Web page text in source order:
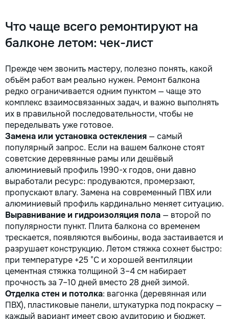
Что чаще всего ремонтируют на
балконе летом: чек-лист
Прежде чем звонить мастеру, полезно понять, какой
объём работ вам реально нужен. Ремонт балкона
редко ограничивается одним пунктом — чаще это
комплекс взаимосвязанных задач, и важно выполнять
их в правильной последовательности, чтобы не
переделывать уже готовое.
Замена или установка остекления — самый
популярный запрос. Если на вашем балконе стоят
советские деревянные рамы или дешёвый
алюминиевый профиль 1990-х годов, они давно
выработали ресурс: продуваются, промерзают,
пропускают влагу. Замена на современный ПВХ или
алюминиевый профиль кардинально меняет ситуацию.
Выравнивание и гидроизоляция пола — второй по
популярности пункт. Плита балкона со временем
трескается, появляются выбоины, вода застаивается и
разрушает конструкцию. Летом стяжка сохнет быстро:
при температуре +25 °C и хорошей вентиляции
цементная стяжка толщиной 3–4 см набирает
прочность за 7–10 дней вместо 28 дней зимой.
Отделка стен и потолка: вагонка (деревянная или
ПВХ), пластиковые панели, штукатурка под покраску —
каждый вариант имеет свою аудиторию и бюджет.